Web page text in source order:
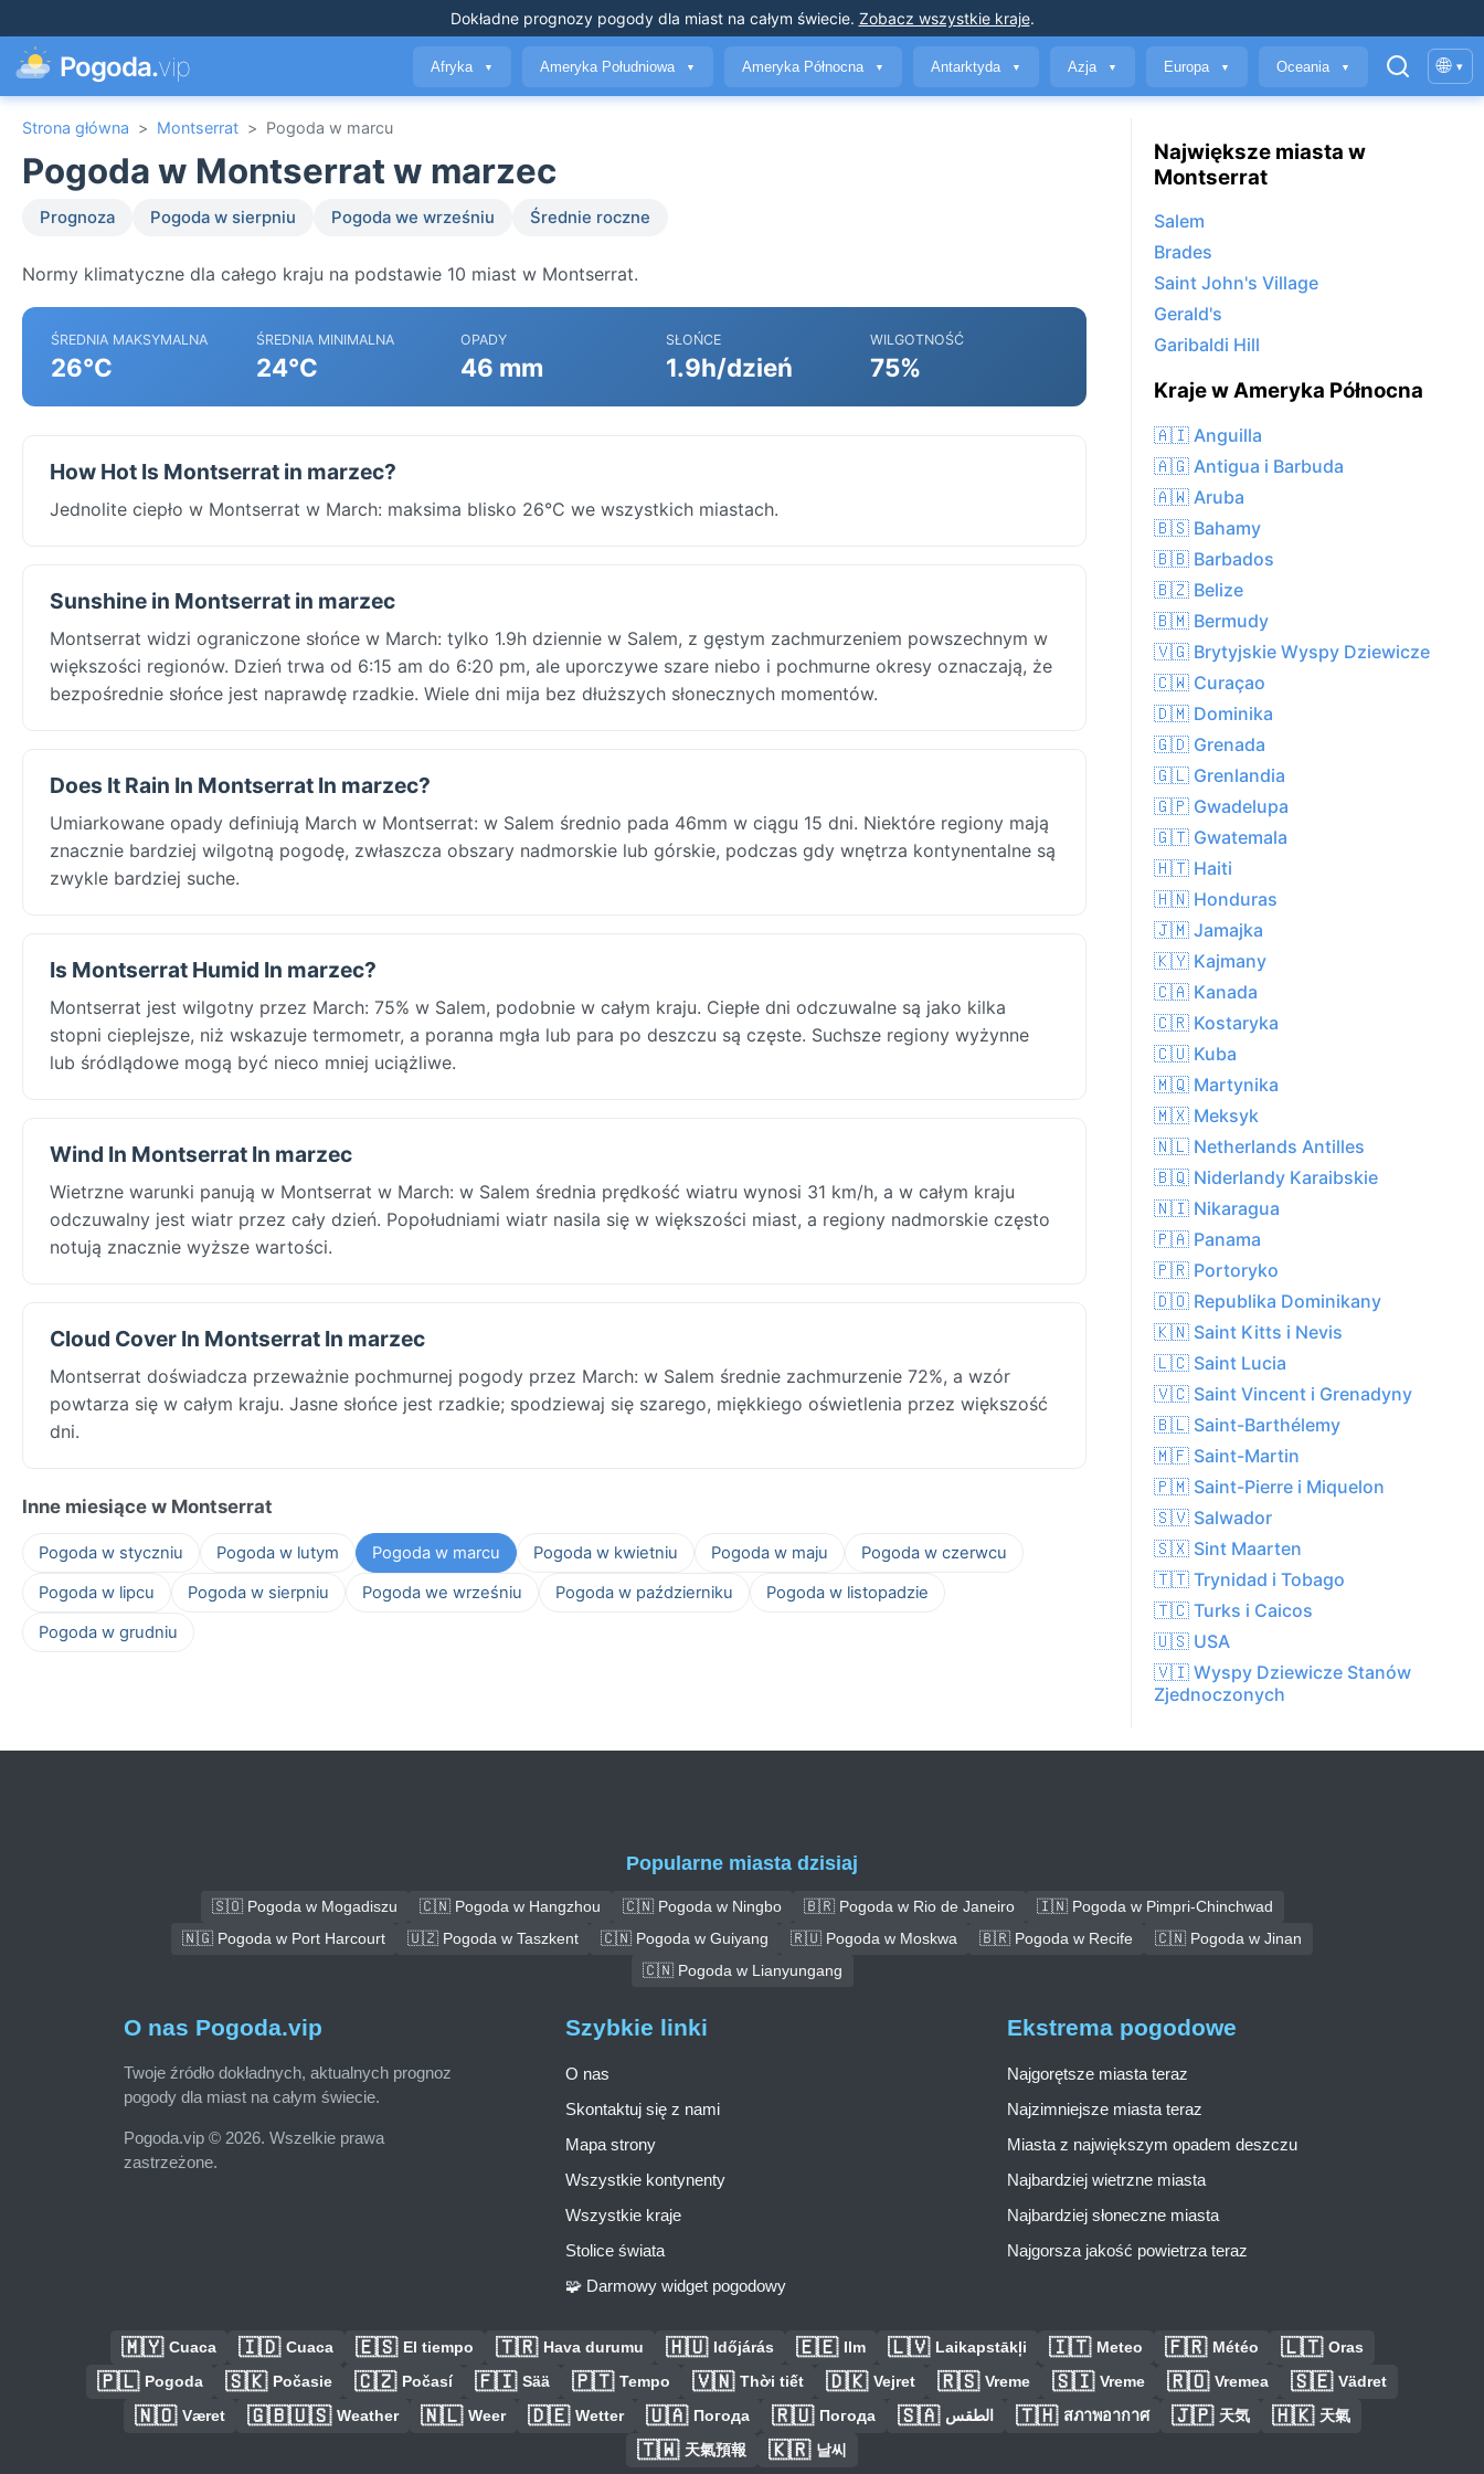
Dokładne prognozy pogodydla miast na całym świecie. Zobacz wszystkie kraje.
Pogoda.vip Afryka ▼ Ameryka Południowa ▼ Ameryka Północna ▼ Antarktyda ▼ Azja ▼ Europa ▼ Oceania ▼ 🌐 ▾
Strona główna > Montserrat > Pogoda w marcu
Pogoda w Montserrat w marzec
Prognoza Pogoda w sierpniu Pogoda we wrześniu Średnie roczne
Normy klimatyczne dla całego kraju na podstawie 10 miast w Montserrat.
ŚREDNIA MAKSYMALNA
26°C
ŚREDNIA MINIMALNA
24°C
OPADY
46 mm
SŁOŃCE
1.9h/dzień
WILGOTNOŚĆ
75%
How Hot Is Montserrat in marzec?
Jednolite ciepło w Montserrat w March: maksima blisko 26°C we wszystkich miastach.
Sunshine in Montserrat in marzec
Montserrat widzi ograniczone słońce w March: tylko 1.9h dziennie w Salem, z gęstym zachmurzeniem powszechnym w
większości regionów. Dzień trwa od 6:15 am do 6:20 pm, ale uporczywe szare niebo i pochmurne okresy oznaczają, że
bezpośrednie słońce jest naprawdę rzadkie. Wiele dni mija bez dłuższych słonecznych momentów.
Does It Rain In Montserrat In marzec?
Umiarkowane opady definiują March w Montserrat: w Salem średnio pada 46mm w ciągu 15 dni. Niektóre regiony mają
znacznie bardziej wilgotną pogodę, zwłaszcza obszary nadmorskie lub górskie, podczas gdy wnętrza kontynentalne są
zwykle bardziej suche.
Is Montserrat Humid In marzec?
Montserrat jest wilgotny przez March: 75% w Salem, podobnie w całym kraju. Ciepłe dni odczuwalne są jako kilka
stopni cieplejsze, niż wskazuje termometr, a poranna mgła lub para po deszczu są częste. Suchsze regiony wyżynne
lub śródlądowe mogą być nieco mniej uciążliwe.
Wind In Montserrat In marzec
Wietrzne warunki panują w Montserrat w March: w Salem średnia prędkość wiatru wynosi 31 km/h, a w całym kraju
odczuwalny jest wiatr przez cały dzień. Popołudniami wiatr nasila się w większości miast, a regiony nadmorskie często
notują znacznie wyższe wartości.
Cloud Cover In Montserrat In marzec
Montserrat doświadcza przeważnie pochmurnej pogody przez March: w Salem średnie zachmurzenie 72%, a wzór
powtarza się w całym kraju. Jasne słońce jest rzadkie; spodziewaj się szarego, miękkiego oświetlenia przez większość
dni.
Inne miesiące w Montserrat
Pogoda w styczniu Pogoda w lutym Pogoda w marcu Pogoda w kwietniu Pogoda w maju
Pogoda w czerwcu
Pogoda w lipcu
Pogoda w sierpniu Pogoda we wrześniu Pogoda w październiku
Pogoda w listopadzie
Pogoda w grudniu
Największe miasta w
Montserrat
Salem
Brades
Saint John's Village
Gerald's
Garibaldi Hill
Kraje w Ameryka Północna
🇦🇮 Anguilla
🇦🇬 Antigua i Barbuda
🇦🇼 Aruba
🇧🇸 Bahamy
🇧🇧 Barbados
🇧🇿 Belize
🇧🇲 Bermudy
🇻🇬 Brytyjskie Wyspy Dziewicze
🇨🇼 Curaçao
🇩🇲 Dominika
🇬🇩 Grenada
🇬🇱 Grenlandia
🇬🇵 Gwadelupa
🇬🇹 Gwatemala
🇭🇹 Haiti
🇭🇳 Honduras
🇯🇲 Jamajka
🇰🇾 Kajmany
🇨🇦 Kanada
🇨🇷 Kostaryka
🇨🇺 Kuba
🇲🇶 Martynika
🇲🇽 Meksyk
🇳🇱 Netherlands Antilles
🇧🇶 Niderlandy Karaibskie
🇳🇮 Nikaragua
🇵🇦 Panama
🇵🇷 Portoryko
🇩🇴 Republika Dominikany
🇰🇳 Saint Kitts i Nevis
🇱🇨 Saint Lucia
🇻🇨 Saint Vincent i Grenadyny
🇧🇱 Saint-Barthélemy
🇲🇫 Saint-Martin
🇵🇲 Saint-Pierre i Miquelon
🇸🇻 Salwador
🇸🇽 Sint Maarten
🇹🇹 Trynidad i Tobago
🇹🇨 Turks i Caicos
🇺🇸 USA
🇻🇮 Wyspy Dziewicze Stanów
Zjednoczonych
Popularne miasta dzisiaj
🇸🇴 Pogoda w Mogadiszu 🇨🇳 Pogoda w Hangzhou 🇨🇳 Pogoda w Ningbo 🇧🇷 Pogoda w Rio de Janeiro
🇮🇳 Pogoda w Pimpri-Chinchwad
🇳🇬 Pogoda w Port Harcourt
🇺🇿 Pogoda w Taszkent 🇨🇳 Pogoda w Guiyang 🇷🇺 Pogoda w Moskwa 🇧🇷 Pogoda w Recife
🇨🇳 Pogoda w Jinan
🇨🇳 Pogoda w Lianyungang
O nas Pogoda.vip
Twoje źródło dokładnych, aktualnych prognoz
pogody dla miast na całym świecie.
Pogoda.vip © 2026. Wszelkie prawa
zastrzeżone.
Szybkie linki
O nas
Skontaktuj się z nami
Mapa strony
Wszystkie kontynenty
Wszystkie kraje
Stolice świata
🧩 Darmowy widget pogodowy
Ekstrema pogodowe
Najgorętsze miasta teraz
Najzimniejsze miasta teraz
Miasta z największym opadem deszczu
Najbardziej wietrzne miasta
Najbardziej słoneczne miasta
Najgorsza jakość powietrza teraz
🇲🇾 Cuaca 🇮🇩 Cuaca 🇪🇸 El tiempo 🇹🇷 Hava durumu 🇭🇺 Időjárás 🇪🇪 Ilm 🇱🇻 Laikapstākļi 🇮🇹 Meteo 🇫🇷 Météo 🇱🇹 Oras
🇵🇱 Pogoda 🇸🇰 Počasie 🇨🇿 Počasí 🇫🇮 Sää 🇵🇹 Tempo 🇻🇳 Thời tiết 🇩🇰 Vejret 🇷🇸 Vreme 🇸🇮 Vreme 🇷🇴 Vremea 🇸🇪 Vädret
🇳🇴 Været 🇬🇧🇺🇸 Weather 🇳🇱 Weer 🇩🇪 Wetter 🇺🇦 Погода 🇷🇺 Погода 🇸🇦 الطقس 🇹🇭 สภาพอากาศ 🇯🇵 天気 🇭🇰 天氣
🇹🇼 天氣預報 🇰🇷 날씨